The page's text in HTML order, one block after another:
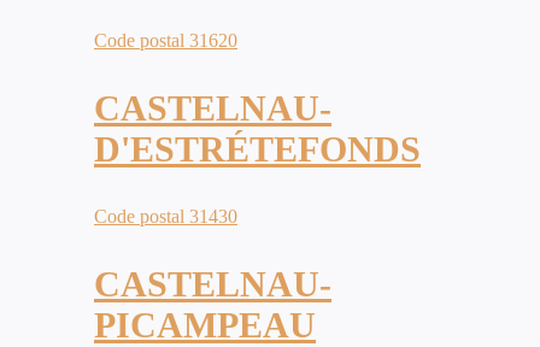
Code postal 31620
CASTELNAU-
D'ESTRÉTEFONDS
Code postal 31430
CASTELNAU-
PICAMPEAU